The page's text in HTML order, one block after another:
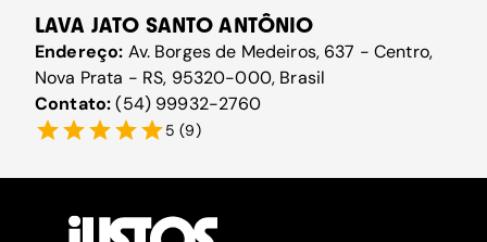
LAVA JATO SANTO ANTÔNIO
Endereço: Av. Borges de Medeiros, 637 - Centro,
Nova Prata - RS, 95320-000, Brasil
Contato:(54) 99932-2760
5 (9)